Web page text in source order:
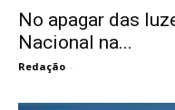
No apagar das
Nacional na...
Redação -